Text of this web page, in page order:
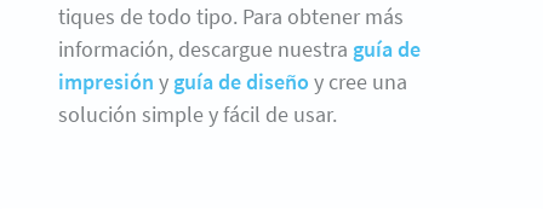
tiques de todo tipo. Para obtener más
información, descargue nuestra guía de
impresión y guía de diseño y cree una
solución simple y fácil de usar.